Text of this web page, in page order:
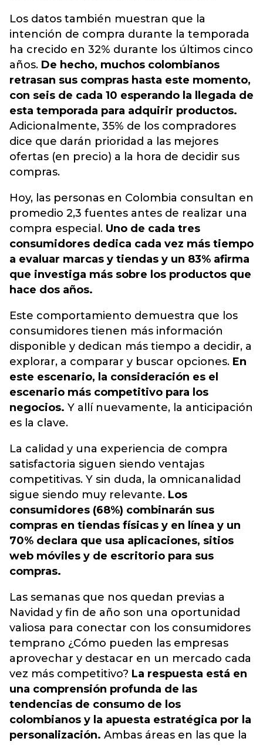
Los datos también muestran que la
intención de compra durante la temporada
ha crecido en 32% durante los últimos cinco
años. De hecho, muchos colombianos
retrasan sus compras hasta este momento,
con seis de cada 10 esperando la llegada de
esta temporada para adquirir productos.
Adicionalmente, 35% de los compradores
dice que darán prioridad a las mejores
ofertas (en precio) a la hora de decidir sus
compras.
Hoy, las personas en Colombia consultan en
promedio 2,3 fuentes antes de realizar una
compra especial. Uno de cada tres
consumidores dedica cada vez más tiempo
a evaluar marcas y tiendas y un 83% afirma
que investiga más sobre los productos que
hace dos años.
Este comportamiento demuestra que los
consumidores tienen más información
disponible y dedican más tiempo a decidir, a
explorar, a comparar y buscar opciones. En
este escenario, la consideración es el
escenario más competitivo para los
negocios. Y allí nuevamente, la anticipación
es la clave.
La calidad y una experiencia de compra
satisfactoria siguen siendo ventajas
competitivas. Y sin duda, la omnicanalidad
sigue siendo muy relevante. Los
consumidores (68%) combinarán sus
compras en tiendas físicas y en línea y un
70% declara que usa aplicaciones, sitios
web móviles y de escritorio para sus
compras.
Las semanas que nos quedan previas a
Navidad y fin de año son una oportunidad
valiosa para conectar con los consumidores
temprano ¿Cómo pueden las empresas
aprovechar y destacar en un mercado cada
vez más competitivo? La respuesta está en
una comprensión profunda de las
tendencias de consumo de los
colombianos y la apuesta estratégica por la
personalización. Ambas áreas en las que la